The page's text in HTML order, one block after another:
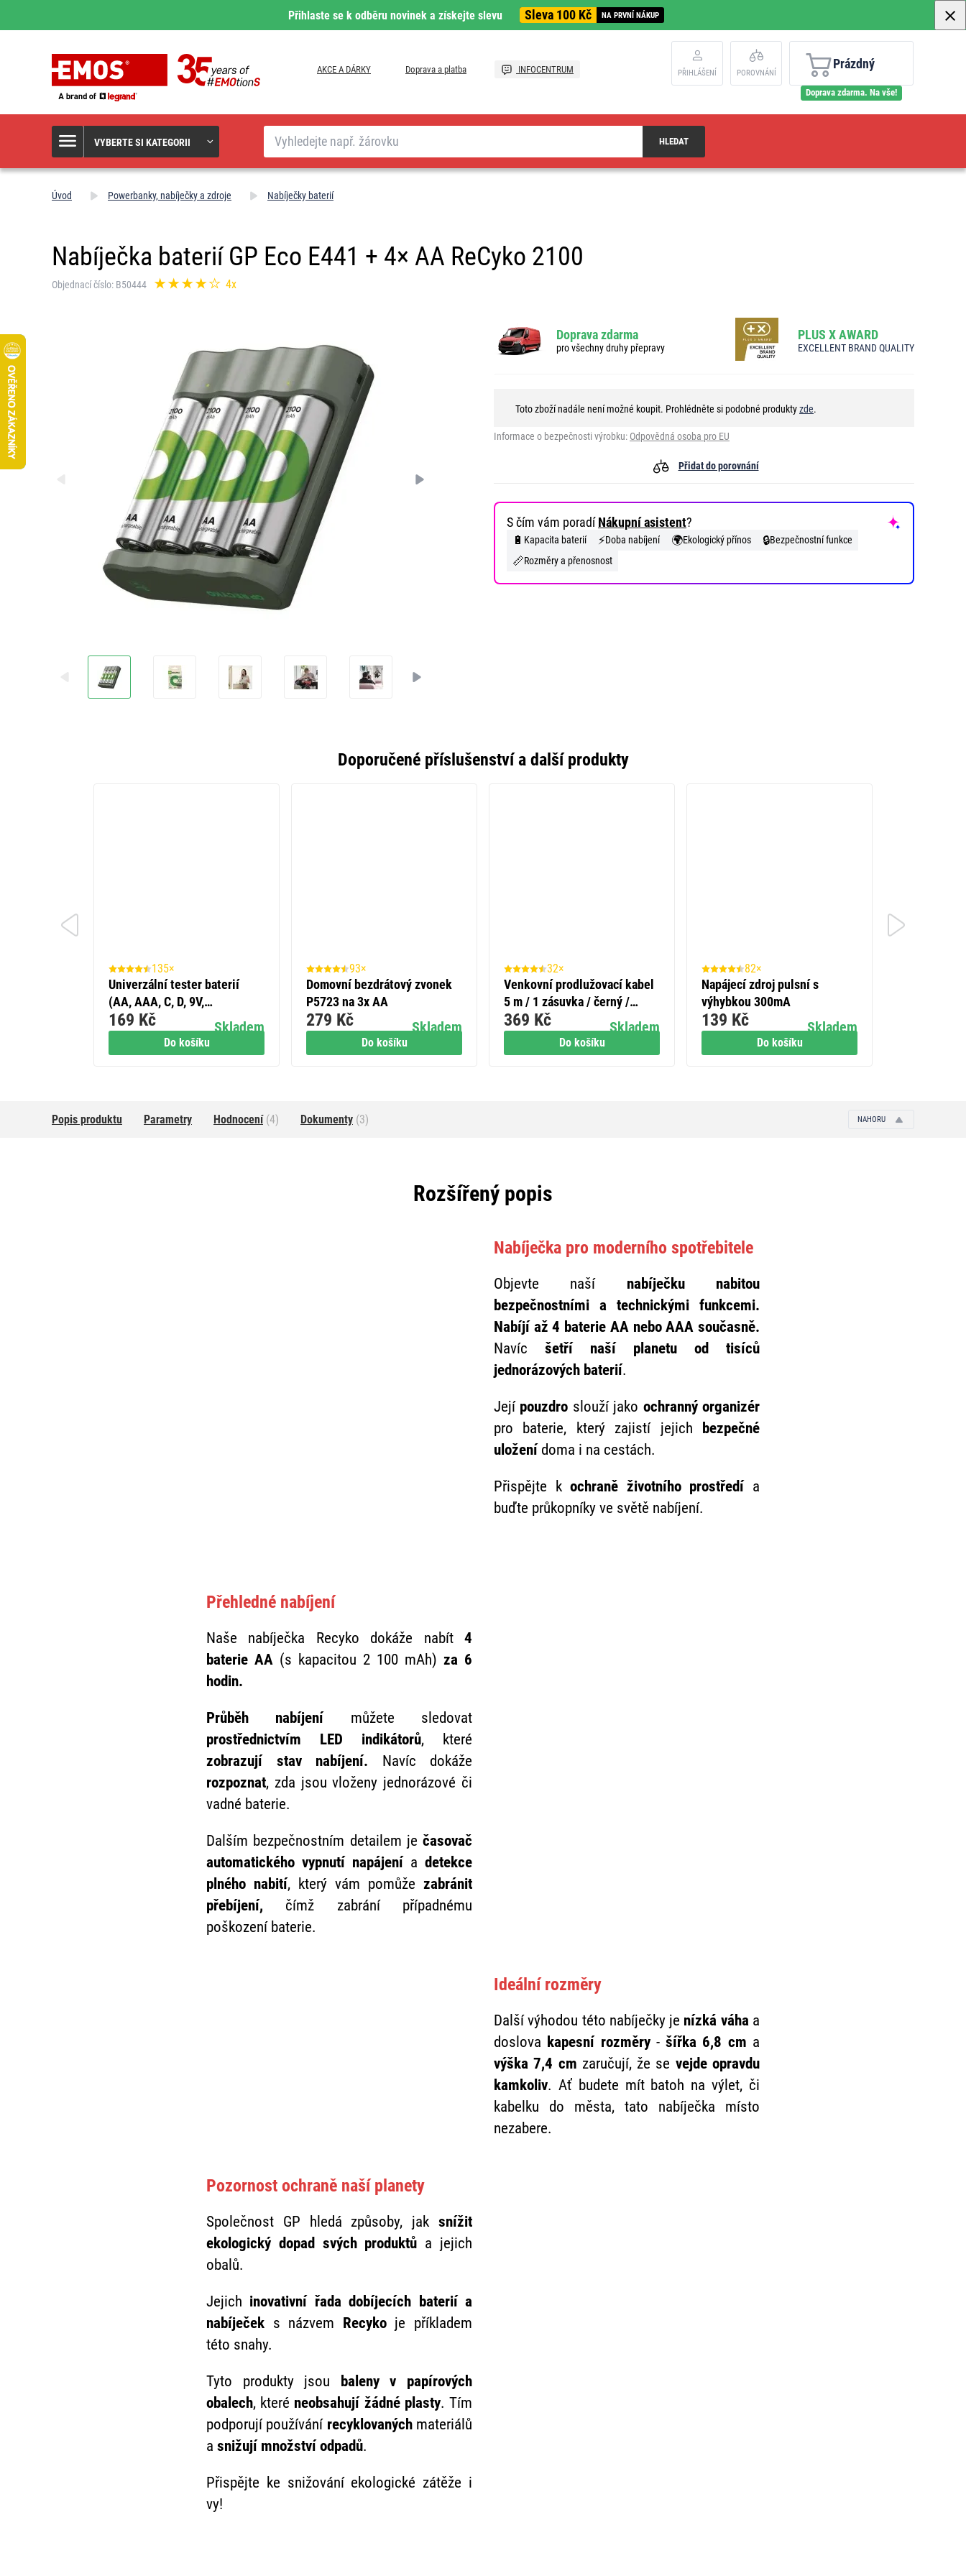
Přihlaste se k odběru novinek a získejte slevu Sleva 100 Kč NA PRVNÍ NÁKUP
AKCE A DÁRKY Doprava a platba INFOCENTRUM PŘIHLÁŠENÍ POROVNÁNÍ
Prázdný
Doprava zdarma. Na vše!
VYBERTE SI KATEGORII
Hledat
HLEDAT
Úvod Powerbanky, nabíječky a zdroje Nabíječky baterií
Nabíječka baterií GP Eco E441 + 4× AA ReCyko 2100
Objednací číslo: B50444 4x
Doprava zdarma
pro všechny druhy přepravy
PLUS X AWARD
EXCELLENT BRAND QUALITY
Toto zboží nadále není možné koupit. Prohlédněte si podobné produktyzde.
Informace o bezpečnosti výrobku: Odpovědná osoba pro EU
Přidat do porovnání
S čím vám poradíNákupní asistent?
🔋 Kapacita baterií ⚡Doba nabíjení 🌍Ekologický přínos 🔒Bezpečnostní funkce
📏Rozměry a přenosnost
Doporučené příslušenství a další produkty
Do košíku
135×
Univerzální tester baterií
(AA, AAA, C, D, 9V,
knoflíkových)
Skladem
169 Kč
Do košíku
93×
Domovní bezdrátový zvonek
P5723 na 3x AA
Skladem
279 Kč
Do košíku
32×
Venkovní prodlužovací kabel
5 m / 1 zásuvka / černý /
guma-neopren / 230 V / 1,5
mm2
Skladem
369 Kč
Do košíku
82×
Napájecí zdroj pulsní s
výhybkou 300mA
Skladem
139 Kč
Popis produktu Parametry Hodnocení(4) Dokumenty (3) NAHORU
Rozšířený popis
Nabíječka pro moderního spotřebitele
Objevte naší nabíječku nabitou
bezpečnostními a technickými funkcemi.
Nabíjí až 4 baterie AA nebo AAA současně.
Navíc
šetří naší planetu od tisíců
jednorázových baterií.
Její pouzdro slouží jako ochranný organizér
pro baterie, který zajistí jejich
bezpečné
uložení doma i na cestách.
Přispějte kochraně životního prostředí a
buďte průkopníky ve světě nabíjení.
Přehledné nabíjení
Naše nabíječka Recyko dokáže nabít 4
baterie AA (s kapacitou 2 100 mAh) za 6
hodin.
Průběh nabíjení můžete sledovat
prostřednictvím LED indikátorů, které
zobrazují stav nabíjení. Navíc dokáže
rozpoznat, zda jsou vloženy jednorázové či
vadné baterie.
Dalším bezpečnostním detailem je časovač
automatického vypnutí napájení a detekce
plného nabití, který vám pomůže zabránit
přebíjení, čímž
zabrání případnému
poškození baterie.
Ideální rozměry
Další výhodou této nabíječky je nízká váha a
doslova kapesní rozměry -šířka 6,8 cm a
výška 7,4 cm zaručují, že se vejde opravdu
kamkoliv. Ať budete mít batoh na výlet, či
kabelku do města, tato nabíječka místo
nezabere.
Pozornost ochraně naší planety
Společnost GP hledá způsoby, jak snížit
ekologický dopad svých produktů a jejich
obalů.
Jejich inovativní řada dobíjecích baterií a
nabíječek s názvem Recyko je příkladem
této snahy.
Tyto produkty jsou
baleny v papírových
obalech, které neobsahují žádné plasty. Tím
podporují používání recyklovaných materiálů
a snižují množství odpadů.
Přispějte ke snižování ekologické zátěže i
vy!